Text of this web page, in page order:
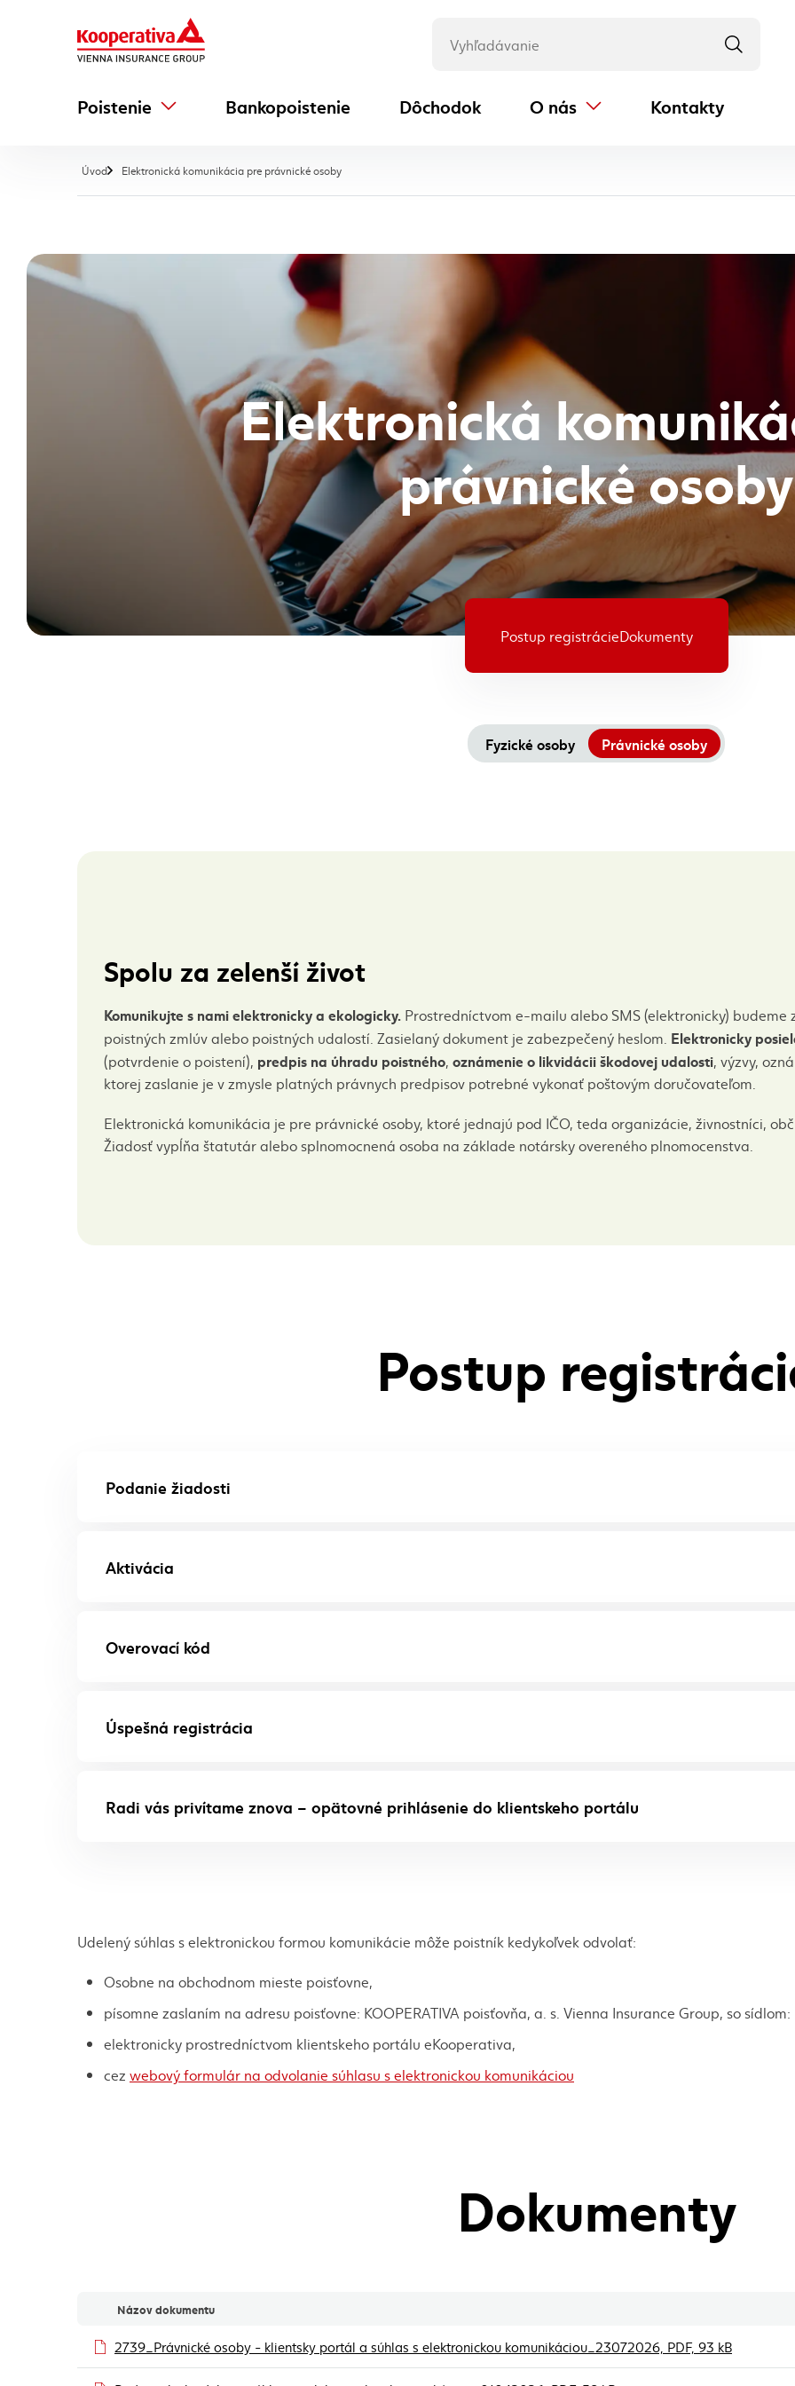
Poistenie Bankopoistenie Dôchodok
(externý odkaz) O nás Kontakty
Úvod Elektronická komunikácia pre právnické osoby, aktuálna stránka
Elektronická
právnické osoby
Postup registrácieDokumenty
Fyzické osoby Právnické osoby
Spolu za zelenší život
Komunikujte s nami elektronicky a ekologicky. Prostredníctvom e-mailu alebo SMS (elektronicky)
poistných zmlúv alebo poistných udalostí. Zasielaný dokument je zabezpečený heslom. Elektronicky
(potvrdenie o poistení), predpis na úhradu poistného, oznámenie o likvidácii škodovej udalosti, výzvy,
ktorej zaslanie je v zmysle platných právnych predpisov potrebné vykonať poštovým doručovateľom.
Elektronická komunikácia je pre právnické osoby, ktoré jednajú pod IČO, teda organizácie, živnostníci,
Žiadosť vypĺňa štatutár alebo splnomocnená osoba na základe notársky overeného plnomocenstva.
Postup
Podanie žiadosti
Aktivácia
Overovací kód
Úspešná registrácia
Radi vás privítame znova – opätovné prihlásenie do klientskeho portálu
Udelený súhlas s elektronickou formou komunikácie môže poistník kedykoľvek odvolať:
Osobne na obchodnom mieste poisťovne,
písomne zaslaním na adresu poisťovne: KOOPERATIVA poisťovňa, a. s. Vienna Insurance Group, so
elektronicky prostredníctvom klientskeho portálu eKooperativa,
cez webový formulár na odvolanie súhlasu s elektronickou komunikáciou
Dokumenty
Názov dokumentu
2739_Právnické osoby - klientsky portál a súhlas s elektronickou komunikáciou_23072026, PDF, 93 kB(externý